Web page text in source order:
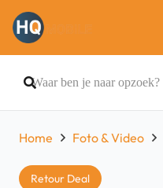
Home Foto & Video
Retour Deal